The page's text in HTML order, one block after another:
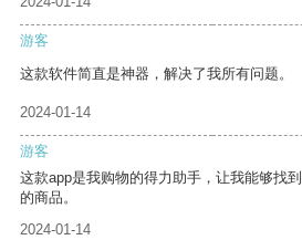
游客
这款软件简直是神器，解决了我所有问题。
2024-01-14
游客
这款app是我购物的得力助手，让我能够找
的商品。
2024-01-14